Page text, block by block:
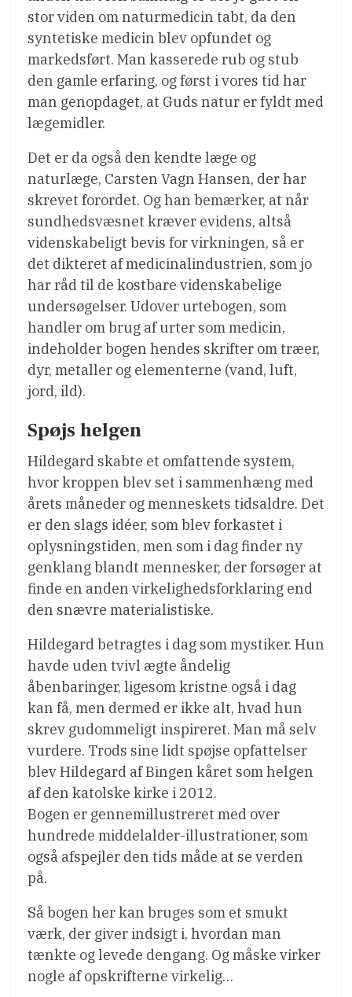
stor viden om naturmedicin tabt, da den
syntetiske medicin blev opfundet og
markedsført. Man kasserede rub og stub
den gamle erfaring, og først i vores tid har
man genopdaget, at Guds natur er fyldt med
lægemidler.
Det er da også den kendte læge og
naturlæge, Carsten Vagn Hansen, der har
skrevet forordet. Og han bemærker, at når
sundhedsvæsnet kræver evidens, altså
videnskabeligt bevis for virkningen, så er
det dikteret af medicinalindustrien, som jo
har råd til de kostbare videnskabelige
undersøgelser. Udover urtebogen, som
handler om brug af urter som medicin,
indeholder bogen hendes skrifter om træer,
dyr, metaller og elementerne (vand, luft,
jord, ild).
Spøjs helgen
Hildegard skabte et omfattende system,
hvor kroppen blev set i sammenhæng med
årets måneder og menneskets tidsaldre. Det
er den slags idéer, som blev forkastet i
oplysningstiden, men som i dag finder ny
genklang blandt mennesker, der forsøger at
finde en anden virkelighedsforklaring end
den snævre materialistiske.
Hildegard betragtes i dag som mystiker. Hun
havde uden tvivl ægte åndelig
åbenbaringer, ligesom kristne også i dag
kan få, men dermed er ikke alt, hvad hun
skrev gudommeligt inspireret. Man må selv
vurdere. Trods sine lidt spøjse opfattelser
blev Hildegard af Bingen kåret som helgen
af den katolske kirke i 2012.
Bogen er gennemillustreret med over
hundrede middelalder-illustrationer, som
også afspejler den tids måde at se verden
på.
Så bogen her kan bruges som et smukt
værk, der giver indsigt i, hvordan man
tænkte og levede dengang. Og måske virker
nogle af opskrifterne virkelig…